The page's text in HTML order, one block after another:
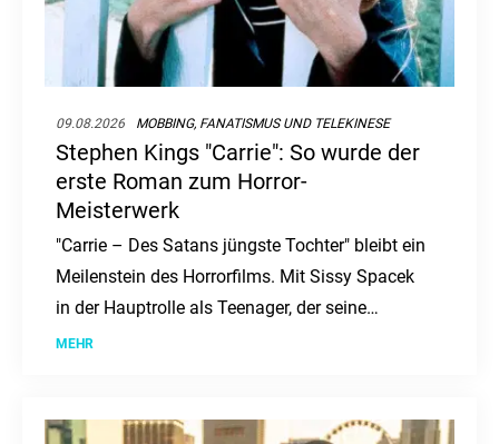
09.08.2026 MOBBING, FANATISMUS UND TELEKINESE
Stephen Kings "Carrie": So wurde der
erste Roman zum Horror-
Meisterwerk
"Carrie – Des Satans jüngste Tochter" bleibt ein
Meilenstein des Horrorfilms. Mit Sissy Spacek
in der Hauptrolle als Teenager, der seine
telekinetischen Kräfte entdeckt, fasziniert der
MEHR